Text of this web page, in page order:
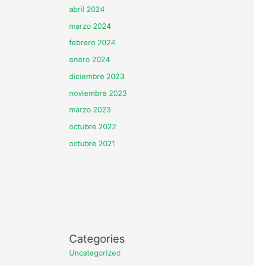
abril 2024
marzo 2024
febrero 2024
enero 2024
diciembre 2023
noviembre 2023
marzo 2023
octubre 2022
octubre 2021
Categories
Uncategorized